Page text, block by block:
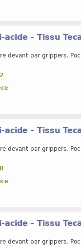
- Tissu
devant par grippers.
- Tissu
devant par grippers.
- Tissu
devant par grippers.